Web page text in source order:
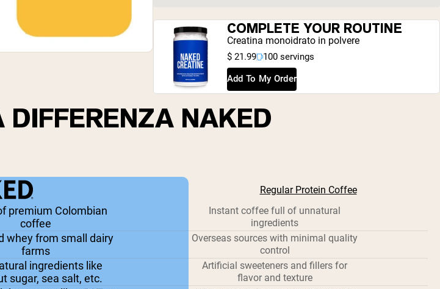
COMPLETE YOUR ROUTINE
Creatina monoidrato in polvere
$ 21.99 100 servings
Add To My Order
DIFFERENZA NAKED
Regular Protein Coffee
premium Colombian
coffee
Instant coffee full of unnatural
ingredients
whey from small dairy
farms
Overseas sources with minimal quality
control
ingredients like
sugar, sea salt, etc.
Artificial sweeteners and fillers for
flavor and texture